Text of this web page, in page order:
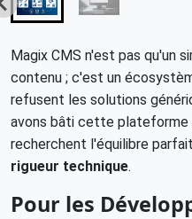
Magix CMS n'est pas qu'un
contenu ; c'est un
refusent les solutions
avons bâti cette plateforme
recherchent l'équilibre
rigueur technique.
Pour les